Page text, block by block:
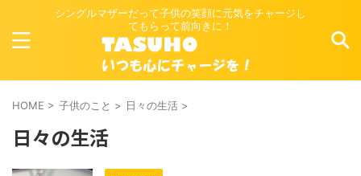
シングルマザーだって子供の笑顔に元気をチャージし
てもらって前向きに！
HOME > 子供のこと > 日々の生活 >
日々の生活